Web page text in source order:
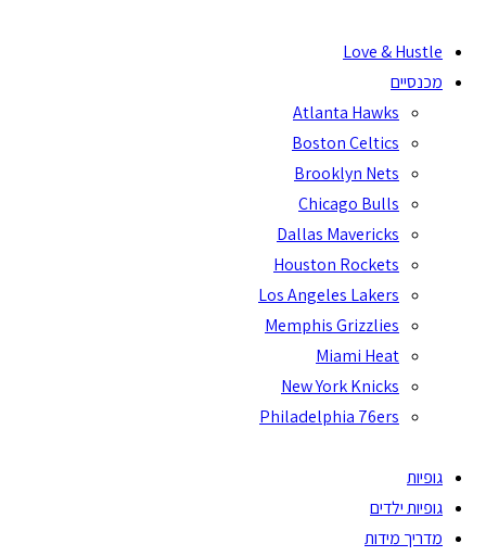
Love & Hustle
מכנסיים
Atlanta Hawks
Boston Celtics
Brooklyn Nets
Chicago Bulls
Dallas Mavericks
Houston Rockets
Los Angeles Lakers
Memphis Grizzlies
Miami Heat
New York Knicks
Philadelphia 76ers
גופיות
גופיות ילדים
מדריך מידות